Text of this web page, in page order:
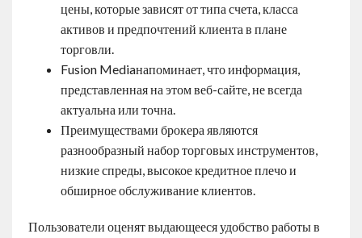
цены, которые зависят от типа счета, класса
активов и предпочтений клиента в плане
торговли.
Fusion Mediaнапоминает, что информация,
представленная на этом веб-сайте, не всегда
актуальна или точна.
Преимуществами брокера являются
разнообразный набор торговых инструментов,
низкие спреды, высокое кредитное плечо и
обширное обслуживание клиентов.
Пользователи оценят выдающееся удобство работы в